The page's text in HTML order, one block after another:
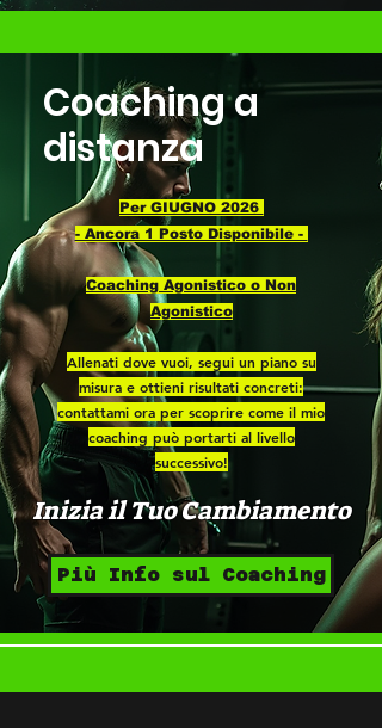
Coaching a
distanza
Per GIUGNO 2026
- Ancora 1 Posto Disponibile -
Coaching Agonistico o Non
Agonistico
Allenati dove vuoi, segui un piano su
misura e ottieni risultati concreti:
contattami ora per scoprire come il mio
coaching può portarti al livello
successivo!
Inizia il Tuo Cambiamento
Più Info sul Coaching